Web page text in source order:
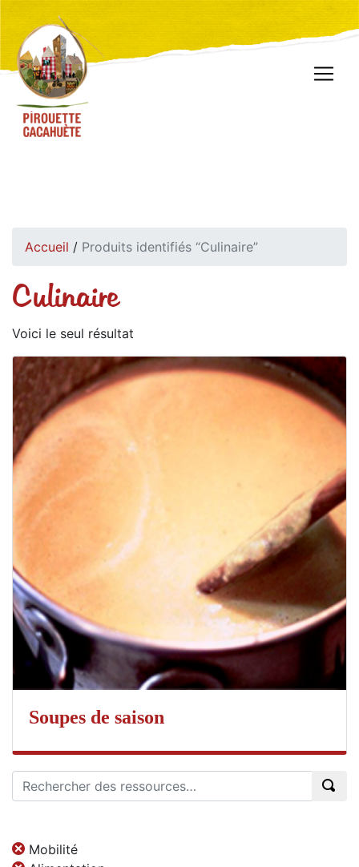
Accueil / Produits identifiés “Culinaire”
Culinaire
Voici le seul résultat
Soupes de saison
Mobilité